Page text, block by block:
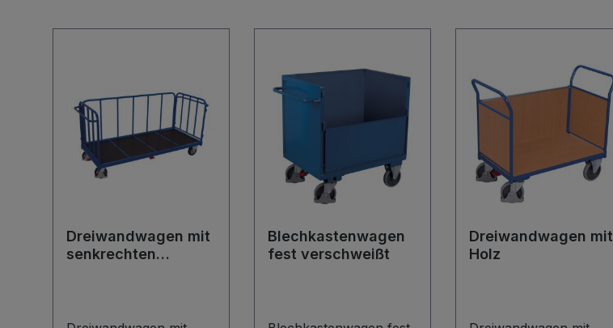
Dreiwandwagen mit
senkrechten
Blechkastenwagen
fest verschweißt
Dreiwandwagen mit
Holz